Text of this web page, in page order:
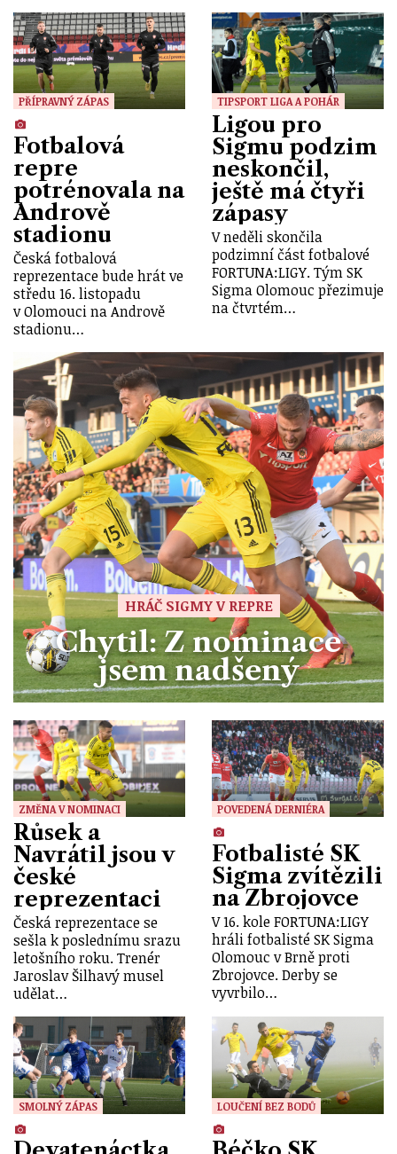
PŘÍPRAVNÝ ZÁPAS
Fotbalová
repre
potrénovala na
Andrově
stadionu
Česká fotbalová
reprezentace bude hrát ve
středu 16. listopadu
v Olomouci na Andrově
stadionu…
TIPSPORT LIGA A POHÁR
Ligou pro
Sigmu podzim
neskončil,
ještě má čtyři
zápasy
V neděli skončila
podzimní část fotbalové
FORTUNA:LIGY. Tým SK
Sigma Olomouc přezimuje
na čtvrtém…
HRÁČ SIGMY V REPRE
Chytil: Z nominace
jsem nadšený
ZMĚNA V NOMINACI
Růsek a
Navrátil jsou v
české
reprezentaci
Česká reprezentace se
sešla k poslednímu srazu
letošního roku. Trenér
Jaroslav Šilhavý musel
udělat…
POVEDENÁ DERNIÉRA
Fotbalisté SK
Sigma zvítězili
na Zbrojovce
V 16. kole FORTUNA:LIGY
hráli fotbalisté SK Sigma
Olomouc v Brně proti
Zbrojovce. Derby se
vyvrbilo…
SMOLNÝ ZÁPAS LOUČENÍ BEZ BODŮ